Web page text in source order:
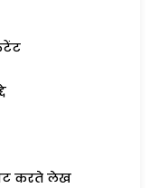
करते लेख